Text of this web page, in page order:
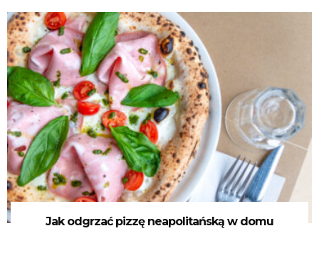
Jak odgrzać pizzę neapolitańską w domu